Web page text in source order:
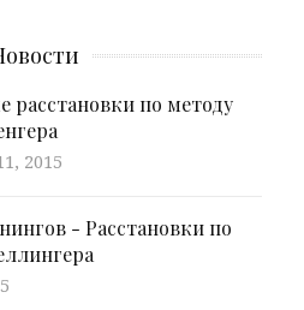
расстановки по методу
2015
- Расстановки по